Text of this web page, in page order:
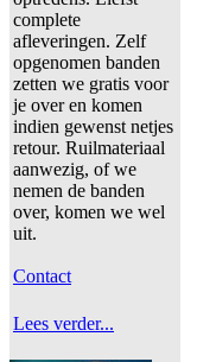
complete
afleveringen. Zelf
opgenomen banden
zetten we gratis voor
je over en komen
indien gewenst netjes
retour. Ruilmateriaal
aanwezig, of we
nemen de banden
over, komen we wel
uit.
Contact
Lees verder...